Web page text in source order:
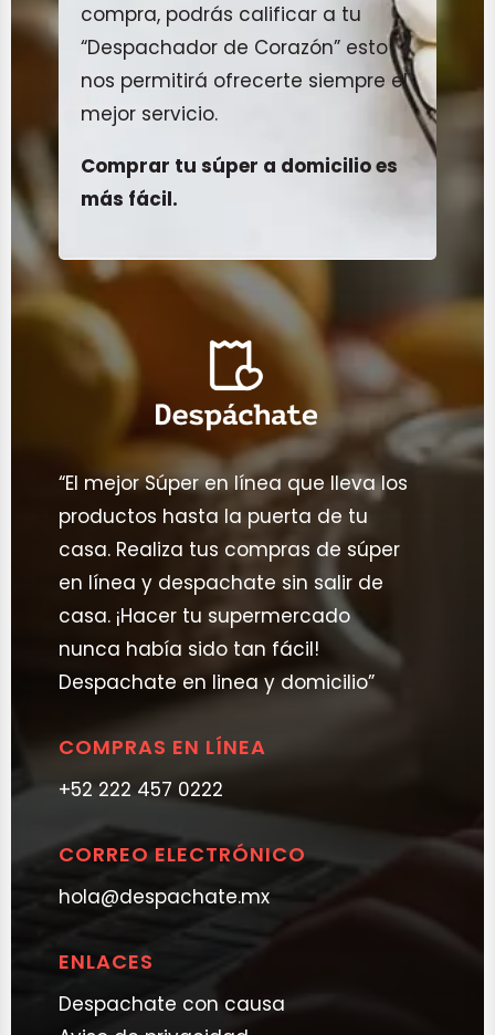
compra, podrás calificar a tu
“Despachador de Corazón” esto
nos permitirá ofrecerte siempre el
mejor servicio.
Comprar tu súper a domicilio es
más fácil.
“El mejor Súper en línea que lleva los
productos hasta la puerta de tu
casa. Realiza tus compras de súper
en línea y despachate sin salir de
casa. ¡Hacer tu supermercado
nunca había sido tan fácil!
Despachate en linea y domicilio”
COMPRAS EN LÍNEA
+52 222 457 0222
CORREO ELECTRÓNICO
hola@despachate.mx
ENLACES
Despachate con causa